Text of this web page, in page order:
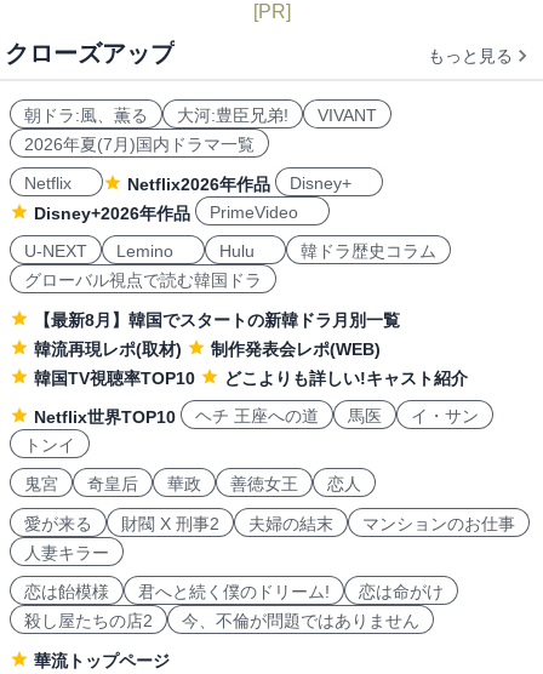
[PR]
クローズアップ もっと見る
朝ドラ:風、薫る 大河:豊臣兄弟!
VIVANT
2026年夏(7月)国内ドラマ一覧
Netflix
Netflix2026年作品
Disney+
Disney+2026年作品
PrimeVideo
U-NEXT
Lemino Hulu
韓ドラ歴史コラム
グローバル視点で読む韓国ドラ
【最新8月】韓国でスタートの新韓ドラ月別一覧
韓流再現レポ(取材)
制作発表会レポ(WEB)
韓国TV視聴率TOP10
どこよりも詳しい!キャスト紹介
Netflix世界TOP10
ヘチ 王座への道 馬医
イ・サン
トンイ
鬼宮
奇皇后 華政 善徳女王 恋人
愛が来る 財閥 X 刑事2 夫婦の結末
マンションのお仕事
人妻キラー
恋は飴模様
君へと続く僕のドリーム!
恋は命がけ
殺し屋たちの店2
今、不倫が問題ではありません
華流トップページ